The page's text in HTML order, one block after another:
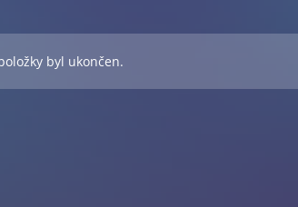
byl ukončen.